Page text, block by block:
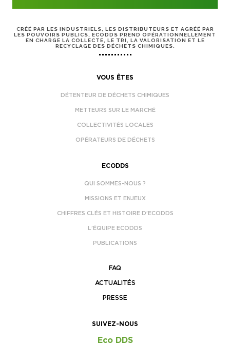
CRÉÉ PAR LES INDUSTRIELS, LES DISTRIBUTEURS ET AGRÉÉ PAR
LES POUVOIRS PUBLICS, ECODDS PREND OPÉRATIONNELLEMENT
EN CHARGE LA COLLECTE, LE TRI, LA VALORISATION ET LE
RECYCLAGE DES DÉCHETS CHIMIQUES.
VOUS ÊTES
DÉTENTEUR DE DÉCHETS CHIMIQUES
METTEURS SUR LE MARCHÉ
COLLECTIVITÉS LOCALES
OPÉRATEURS DE DÉCHETS
ECODDS
QUI SOMMES-NOUS ?
MISSIONS ET ENJEUX
CHIFFRES CLÉS ET HISTOIRE D’ECODDS
L’ÉQUIPE ECODDS
PUBLICATIONS
FAQ
ACTUALITÉS
PRESSE
SUIVEZ-NOUS
Eco DDS